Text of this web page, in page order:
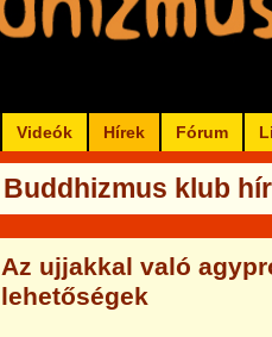
Videók Hírek Fórum
Buddhizmus klub
Az ujjakkal való
lehetőségek